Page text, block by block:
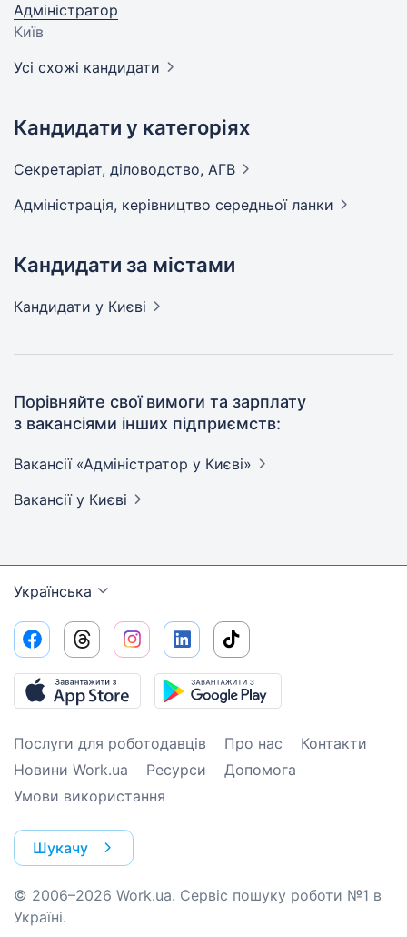
Адміністратор
Київ
Усі схожі кандидати
Кандидати у категоріях
Секретаріат, діловодство, АГВ
Адмiнiстрацiя, керівництво середньої ланки
Кандидати за містами
Кандидати у Києві
Порівняйте свої вимоги та зарплату
з вакансіями інших підприємств:
Вакансії «Адміністратор у Києві»
Вакансії у Києві
Українська
Послуги для роботодавців Про нас
Контакти
Новини Work.ua
Ресурси
Допомога
Умови використання
Шукачу
© 2006–2026 Work.ua. Сервіс пошуку роботи №1 в
Україні.